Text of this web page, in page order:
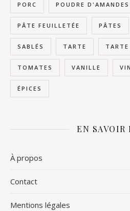
PORC POUDRE D'AMANDES
PÂTE FEUILLETÉE PÂTES
SABLÉS TARTE TARTE
TOMATES VANILLE
ÉPICES
EN SAVOIR
À propos
Contact
Mentions légales